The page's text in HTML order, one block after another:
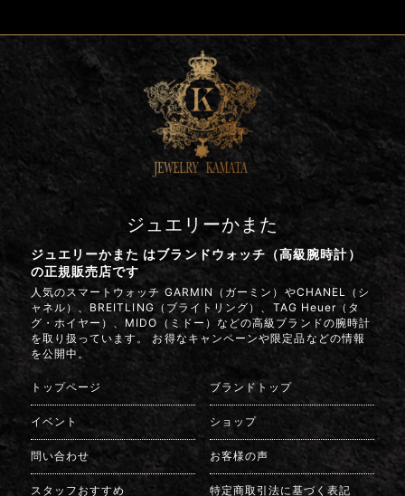
ジュエリーかまた
ジュエリーかまた はブランドウォッチ（高級腕時計）
の正規販売店です
人気のスマートウォッチ GARMIN（ガーミン）やCHANEL（シ
ャネル）、BREITLING（ブライトリング）、TAG Heuer（タ
グ・ホイヤー）、MIDO（ミドー）などの高級ブランドの腕時計
を取り扱っています。 お得なキャンペーンや限定品などの情報
を公開中。
トップページ ブランドトップ
イベント ショップ
問い合わせ お客様の声
スタッフおすすめ 特定商取引法に基づく表記